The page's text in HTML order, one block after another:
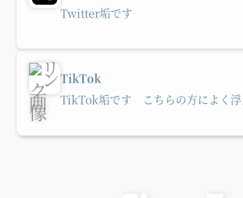
Twitter垢です
TikTok
TikTok垢です こちらの方によく浮